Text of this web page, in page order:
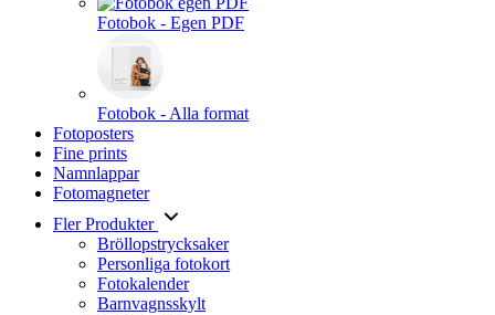
Fotobok - Egen PDF
Fotobok - Alla format
Fotoposters
Fine prints
Namnlappar
Fotomagneter
Fler Produkter
Bröllopstrycksaker
Personliga fotokort
Fotokalender
Barnvagnsskylt